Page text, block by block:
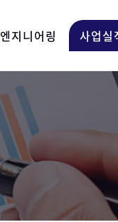
엔지니어링 사업실